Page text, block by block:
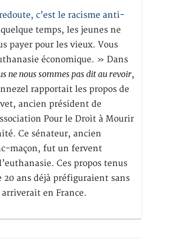
c’est le racisme anti-
temps, les jeunes ne
payer pour les vieux. Vous
économique. » Dans
ne nous sommes pas dit au revoir,
rapportait les propos de
ancien président de
Pour le Droit à Mourir
Ce sénateur, ancien
maçon, fut un fervent
Ces propos tenus
20 ans déjà préfiguraient sans
en France.